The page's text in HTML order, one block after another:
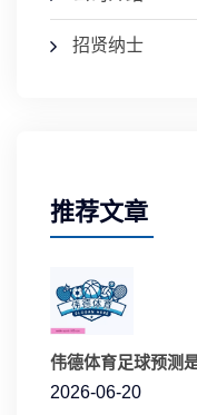
招贤纳士
推荐文章
伟德体育足球预测
2026-06-20